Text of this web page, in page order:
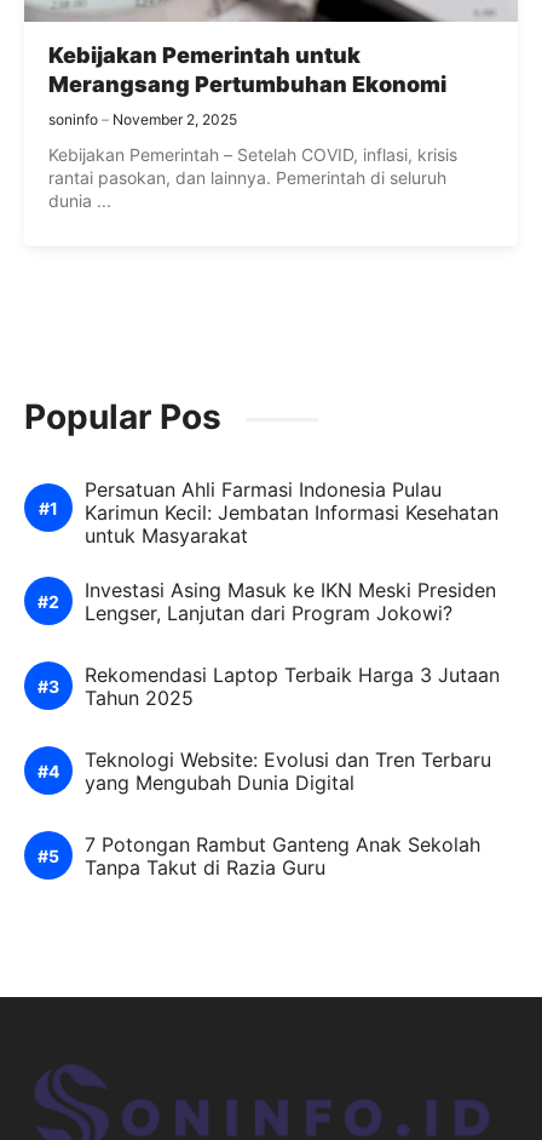
Kebijakan Pemerintah untuk
Merangsang Pertumbuhan Ekonomi
soninfo November 2, 2025
Kebijakan Pemerintah – Setelah COVID, inflasi, krisis
rantai pasokan, dan lainnya. Pemerintah di seluruh
dunia ...
Popular Pos
Persatuan Ahli Farmasi Indonesia Pulau
Karimun Kecil: Jembatan Informasi Kesehatan
untuk Masyarakat
Investasi Asing Masuk ke IKN Meski Presiden
Lengser, Lanjutan dari Program Jokowi?
Rekomendasi Laptop Terbaik Harga 3 Jutaan
Tahun 2025
Teknologi Website: Evolusi dan Tren Terbaru
yang Mengubah Dunia Digital
7 Potongan Rambut Ganteng Anak Sekolah
Tanpa Takut di Razia Guru